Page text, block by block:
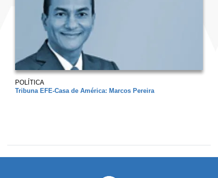
POLÍTICA
Tribuna EFE-Casa de América: Marcos Pereira